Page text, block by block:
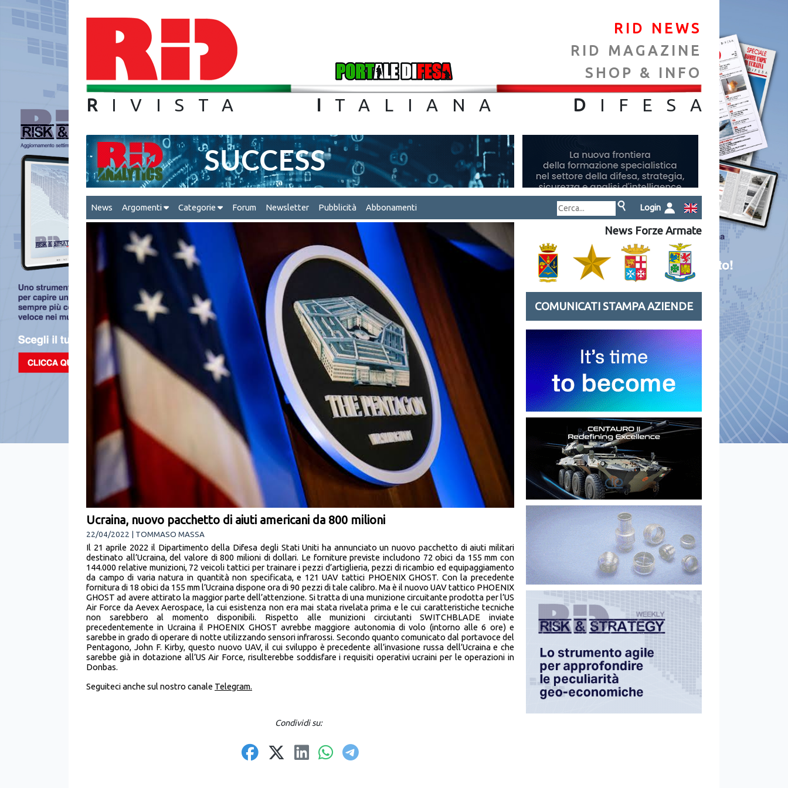
RID NEWS
RID MAGAZINE
SHOP & INFO
R IVISTA I TALIANA D IFES A
News Argomenti Categorie Forum Newsletter Pubblicità Abbonamenti Login
Ucraina, nuovo pacchetto di aiuti americani da 800 milioni
22/04/2022 | TOMMASO MASSA
Il 21 aprile 2022 il Dipartimento della Difesa degli Stati Uniti ha annunciato un nuovo pacchetto di aiuti militari
destinato all’Ucraina, del valore di 800 milioni di dollari. Le forniture previste includono 72 obici da 155 mm con
144.000 relative munizioni, 72 veicoli tattici per trainare i pezzi d’artiglieria, pezzi di ricambio ed equipaggiamento
da campo di varia natura in quantità non specificata, e 121 UAV tattici PHOENIX GHOST. Con la precedente
fornitura di 18 obici da 155 mm l’Ucraina dispone ora di 90 pezzi di tale calibro. Ma è il nuovo UAV tattico PHOENIX
GHOST ad avere attirato la maggior parte dell’attenzione. Si tratta di una munizione circuitante prodotta per l’US
Air Force da Aevex Aerospace, la cui esistenza non era mai stata rivelata prima e le cui caratteristiche tecniche
non sarebbero al momento disponibili. Rispetto alle munizioni circiutanti SWITCHBLADE inviate
precedentemente in Ucraina il PHOENIX GHOST avrebbe maggiore autonomia di volo (intorno alle 6 ore) e
sarebbe in grado di operare di notte utilizzando sensori infrarossi. Secondo quanto comunicato dal portavoce del
Pentagono, John F. Kirby, questo nuovo UAV, il cui sviluppo è precedente all’invasione russa dell’Ucraina e che
sarebbe già in dotazione all’US Air Force, risulterebbe soddisfare i requisiti operativi ucraini per le operazioni in
Donbas.
Seguiteci anche sul nostro canale Telegram.
Condividi su:
News Forze Armate
COMUNICATI STAMPA AZIENDE